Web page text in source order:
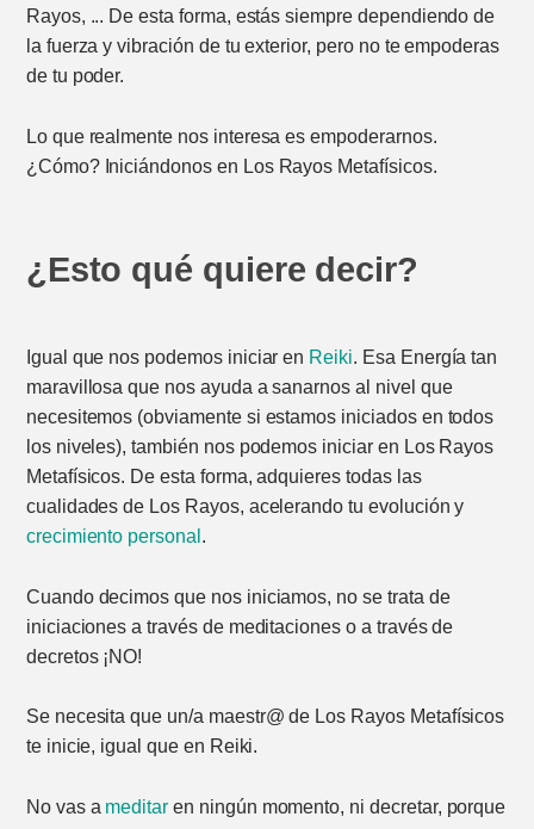
Rayos, ... De esta forma, estás siempre dependiendo de
la fuerza y vibración de tu exterior, pero no te empoderas
de tu poder.
Lo que realmente nos interesa es empoderarnos.
¿Cómo? Iniciándonos en Los Rayos Metafísicos.
¿Esto qué quiere decir?
Igual que nos podemos iniciar en Reiki. Esa Energía tan
maravillosa que nos ayuda a sanarnos al nivel que
necesitemos (obviamente si estamos iniciados en todos
los niveles), también nos podemos iniciar en Los Rayos
Metafísicos. De esta forma, adquieres todas las
cualidades de Los Rayos, acelerando tu evolución y
crecimiento personal .
Cuando decimos que nos iniciamos, no se trata de
iniciaciones a través de meditaciones o a través de
decretos ¡NO!
Se necesita que un/a maestr@ de Los Rayos Metafísicos
te inicie, igual que en Reiki.
No vas a meditar en ningún momento, ni decretar, porque